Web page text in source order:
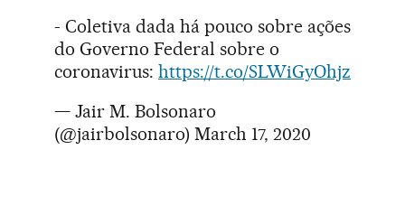
- Coletiva dada há pouco sobre ações
do Governo Federal sobre o
coronavirus: https://t.co/SLWiGyOhjz
— Jair M. Bolsonaro
(@jairbolsonaro) March 17, 2020